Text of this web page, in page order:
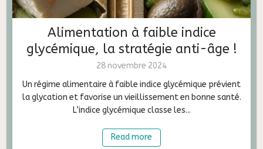
Alimentation à faible indice
glycémique, la stratégie anti-âge !
28 novembre 2024
Un régime alimentaire à faible indice glycémique prévient
la glycation et favorise un vieillissement en bonne santé.
L’indice glycémique classe les...
Read more